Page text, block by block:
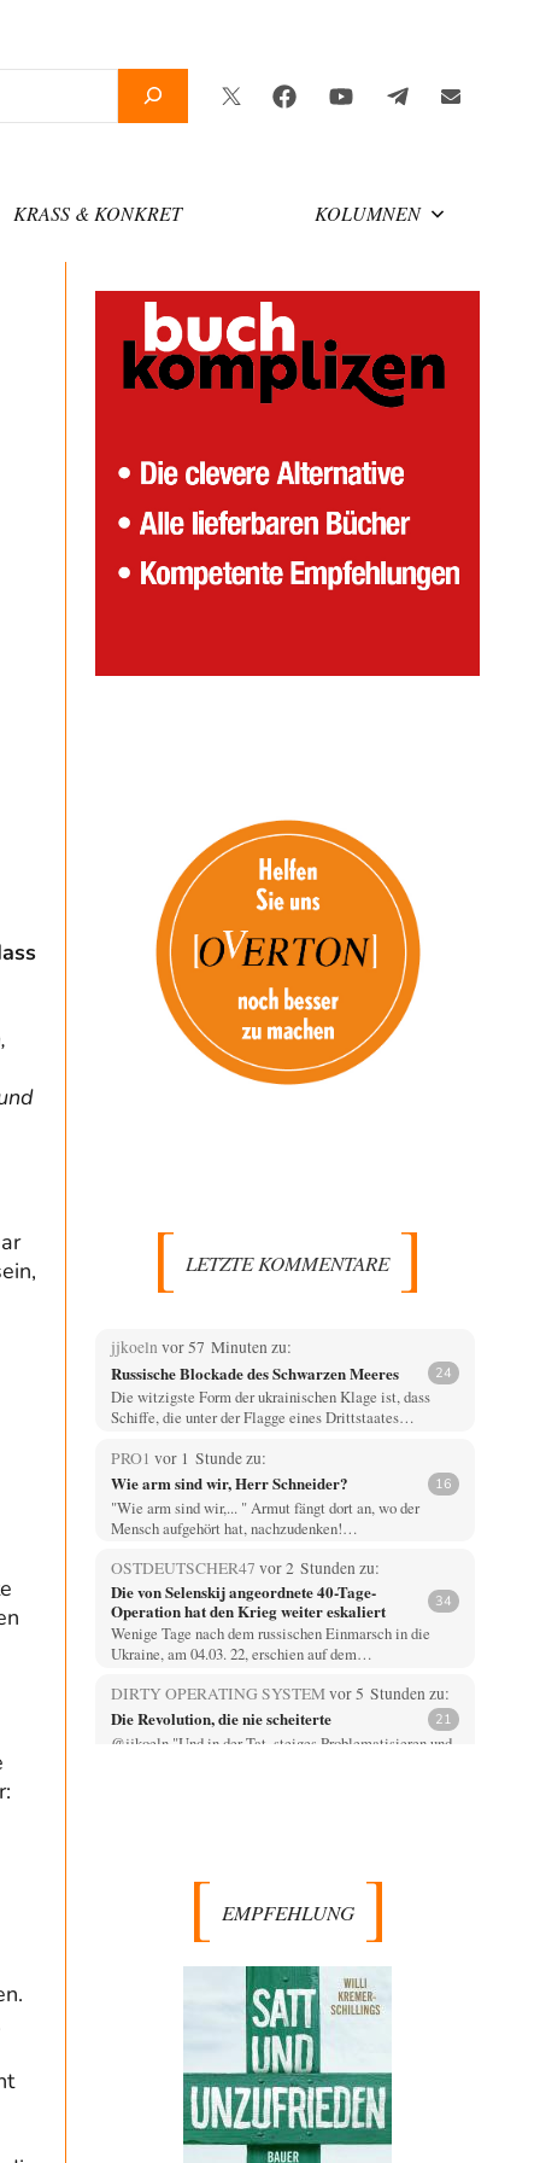
TwitterFacebookYouTubeTelegramNewsletter
KRASS & KONKRET KOLUMNEN
LETZTE KOMMENTARE
jjkoeln vor 57 Minuten zu:
Russische Blockade des Schwarzen Meeres 24
Die witzigste Form der ukrainischen Klage ist, dass
Schiffe, die unter der Flagge eines Drittstaates…
PRO1 vor 1 Stunde zu:
Wie arm sind wir, Herr Schneider? 16
"Wie arm sind wir,... " Armut fängt dort an, wo der
Mensch aufgehört hat, nachzudenken!…
OSTDEUTSCHER47 vor 2 Stunden zu:
Die von Selenskij angeordnete 40-Tage-
Operation hat den Krieg weiter eskaliert
34
Wenige Tage nach dem russischen Einmarsch in die
Ukraine, am 04.03. 22, erschien auf dem…
DIRTY OPERATING SYSTEMvor 5 Stunden zu:
Die Revolution, die nie scheiterte 21
@jjkoeln "Und in der Tat, steiges Problematisieren und
vor 6 Stunden zu:
Er fragte, wem Fabriken gehören. Die Gegenwart zwingt
zu einer anderen Frage: Wer besitzt die…
DIRTY OPERATING SYSTEM
Morgen kommt der Russe, wir müssen alle
@Russischer Hacker Selbstverständlich gibt es auch in
Russland Propaganda. Das würde ich nicht bestreiten
EMPFEHLUNG